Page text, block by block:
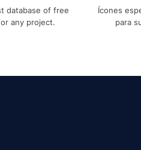
database of free
any project.
Ícones
para